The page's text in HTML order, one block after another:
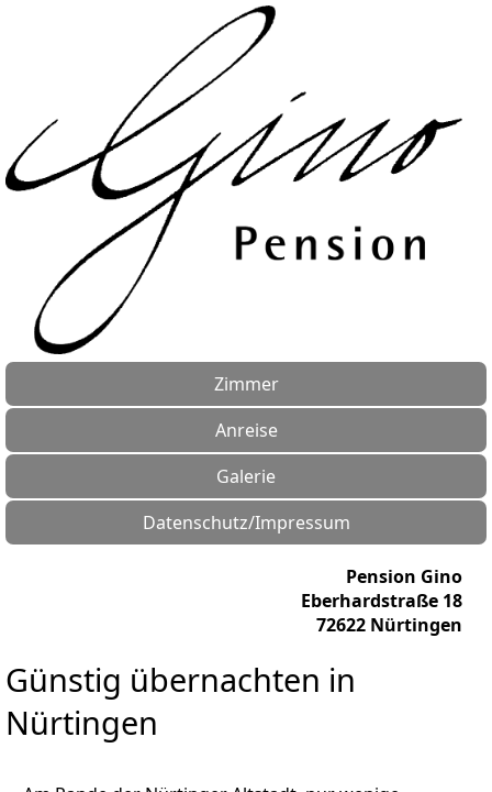
Zimmer
Anreise
Galerie
Datenschutz/Impressum
Pension Gino
Eberhardstraße 18
72622 Nürtingen
Günstig übernachten in
Nürtingen